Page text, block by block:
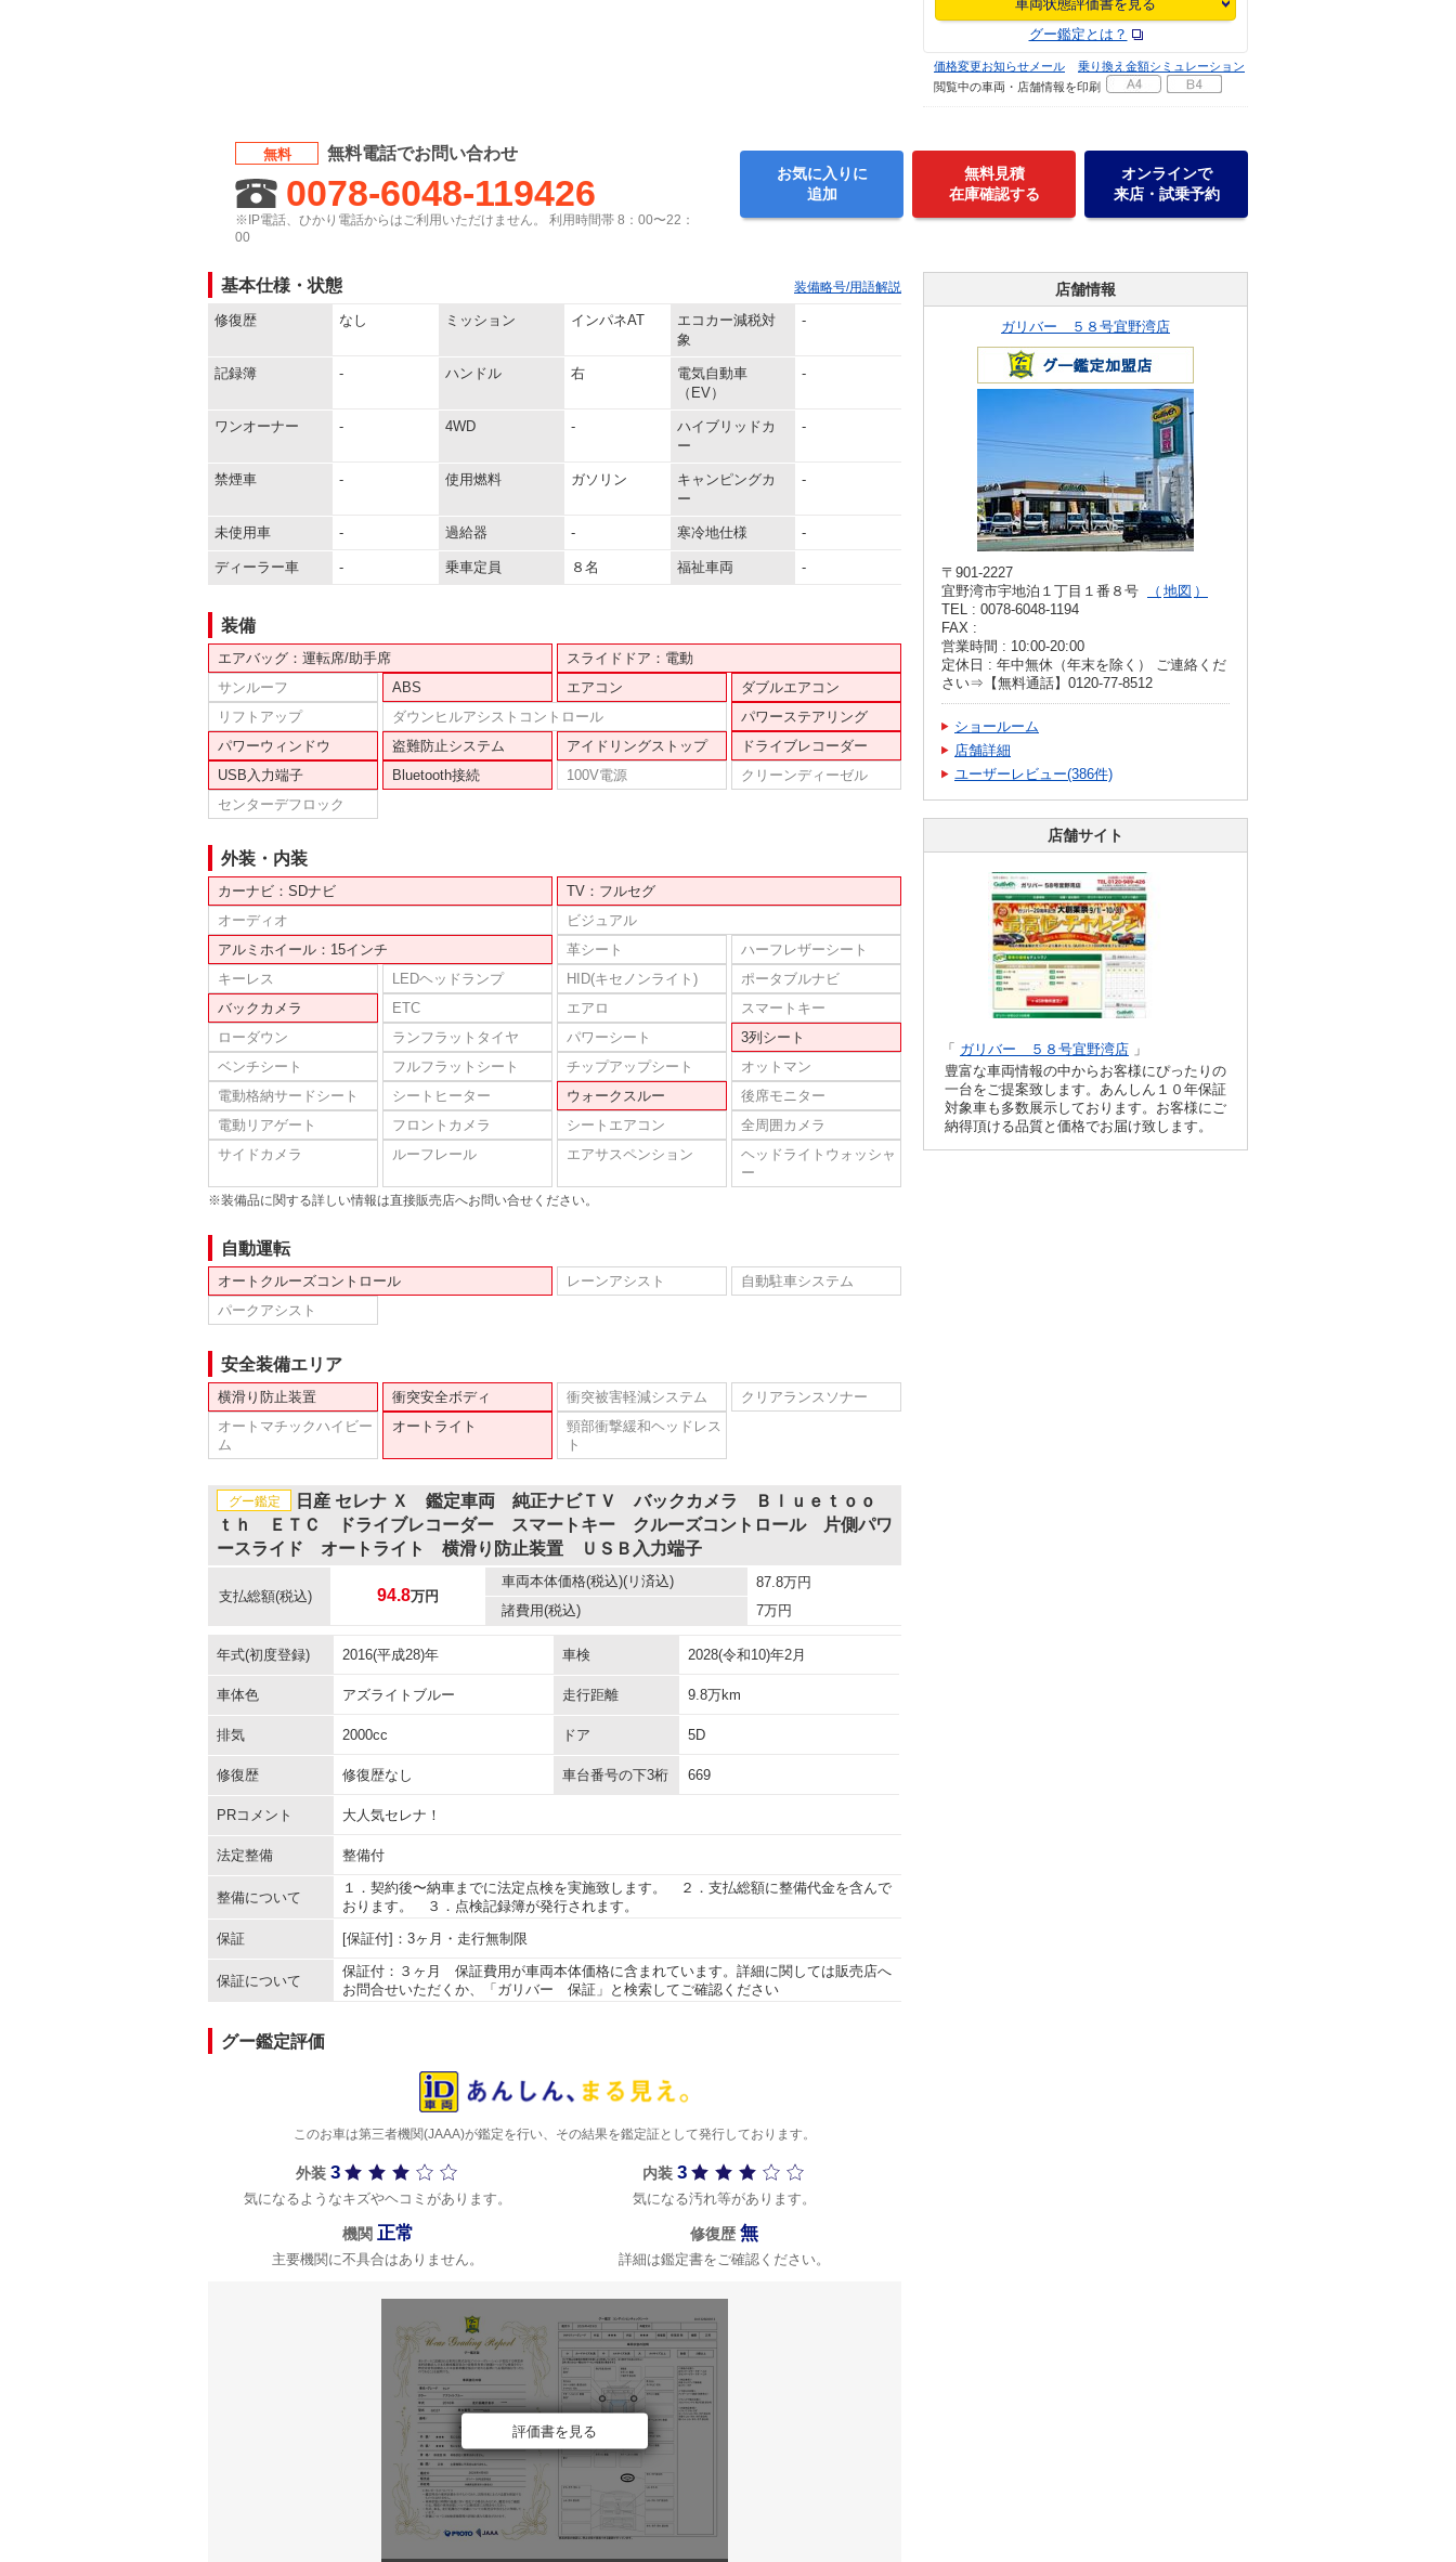
車両状態評価書を見る
グー鑑定とは？
価格変更お知らせメール
乗り換え金額シミュレーション
閲覧中の車両・店舗情報を印刷
無料 無料電話でお問い合わせ
0078-6048-119426
※IP電話、ひかり電話からはご利用いただけません。 利用時間帯 8：00〜22：
00
お気に入りに
追加
無料見積
在庫確認する
オンラインで
来店・試乗予約
基本仕様・状態 装備略号/用語解説
修復歴 なし ミッション インパネAT
エコカー減税対
象
-
記録簿 - ハンドル 右
電気自動車
（EV）
-
ワンオーナー - 4WD -
ハイブリッドカ
ー
-
禁煙車 - 使用燃料 ガソリン
キャンピングカ
ー
-
未使用車 - 過給器 - 寒冷地仕様 -
ディーラー車 - 乗車定員 ８名 福祉車両 -
装備
エアバッグ：運転席/助手席
スライドドア：電動
サンルーフ
ABS エアコン
ダブルエアコン
リフトアップ
ダウンヒルアシストコントロール
パワーステアリング
パワーウィンドウ
盗難防止システム アイドリングストップ
ドライブレコーダー
USB入力端子
Bluetooth接続 100V電源
クリーンディーゼル
センターデフロック
外装・内装
カーナビ：SDナビ
TV：フルセグ
オーディオ
ビジュアル
アルミホイール：15インチ
革シート
ハーフレザーシート
キーレス
LEDヘッドランプ HID(キセノンライト)
ポータブルナビ
バックカメラ
ETC エアロ
スマートキー
ローダウン
ランフラットタイヤ パワーシート
3列シート
ベンチシート
フルフラットシート チップアップシート
オットマン
電動格納サードシート
シートヒーター ウォークスルー
後席モニター
電動リアゲート
フロントカメラ シートエアコン
全周囲カメラ
サイドカメラ
ルーフレール エアサスペンション
ヘッドライトウォッシャ
ー
※装備品に関する詳しい情報は直接販売店へお問い合せください。
自動運転
オートクルーズコントロール レーンアシスト
自動駐車システム
パークアシスト
安全装備エリア
横滑り防止装置 衝突安全ボディ 衝突被害軽減システム
クリアランスソナー
オートマチックハイビー
ム
オートライト
頸部衝撃緩和ヘッドレス
ト
グー鑑定
日産 セレナ Ｘ 鑑定車両 純正ナビＴＶ バックカメラ Ｂｌｕｅｔｏｏ
ｔｈ ＥＴＣ ドライブレコーダー スマートキー クルーズコントロール 片側パワ
ースライド オートライト 横滑り防止装置 ＵＳＢ入力端子
支払総額(税込) 94.8万円
車両本体価格(税込)(リ済込) 87.8万円
諸費用(税込) 7万円
年式(初度登録) 2016(平成28)年 車検 2028(令和10)年2月
車体色 アズライトブルー 走行距離 9.8万km
排気 2000cc ドア 5D
修復歴 修復歴なし 車台番号の下3桁 669
PRコメント 大人気セレナ！
法定整備 整備付
整備について
１．契約後〜納車までに法定点検を実施致します。 ２．支払総額に整備代金を含んで
おります。 ３．点検記録簿が発行されます。
保証
[保証付]：3ヶ月・走行無制限
保証について
保証付：３ヶ月 保証費用が車両本体価格に含まれています。詳細に関しては販売店へ
お問合せいただくか、「ガリバー 保証」と検索してご確認ください
グー鑑定評価
このお車は第三者機関(JAAA)が鑑定を行い、その結果を鑑定証として発行しております。
外装 3
気になるようなキズやヘコミがあります。
内装 3
気になる汚れ等があります。
機関 正常
主要機関に不具合はありません。
修復歴 無
詳細は鑑定書をご確認ください。
評価書を見る
店舗情報
ガリバー ５８号宜野湾店
〒901-2227
宜野湾市宇地泊１丁目１番８号
地図
TEL : 0078-6048-1194
FAX :
営業時間 : 10:00-20:00
定休日 : 年中無休（年末を除く） ご連絡くだ
さい⇒【無料通話】0120-77-8512
ショールーム
店舗詳細
ユーザーレビュー(386件)
店舗サイト
「 ガリバー ５８号宜野湾店 」
豊富な車両情報の中からお客様にぴったりの
一台をご提案致します。あんしん１０年保証
対象車も多数展示しております。お客様にご
納得頂ける品質と価格でお届け致します。